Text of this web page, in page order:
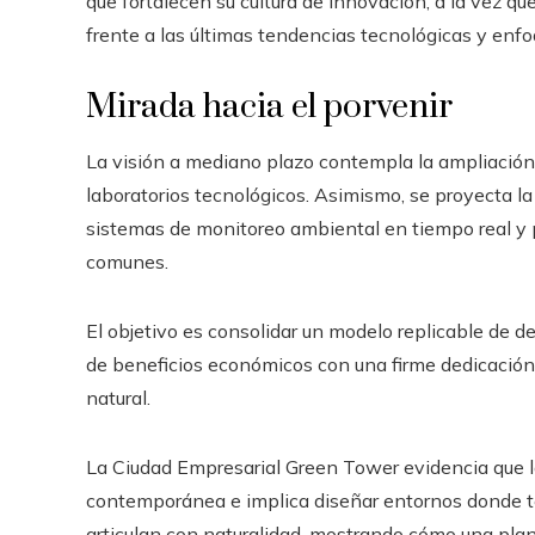
frente a las últimas tendencias tecnológicas y
Mirada hacia el porvenir
La visión a mediano plazo contempla la
laboratorios tecnológicos. Asimismo, se proyecta
sistemas de monitoreo ambiental en tiempo real
comunes.
El objetivo es consolidar un modelo replicable de
de beneficios económicos con una firme
natural.
La Ciudad Empresarial Green Tower evidencia
contemporánea e implica diseñar entornos